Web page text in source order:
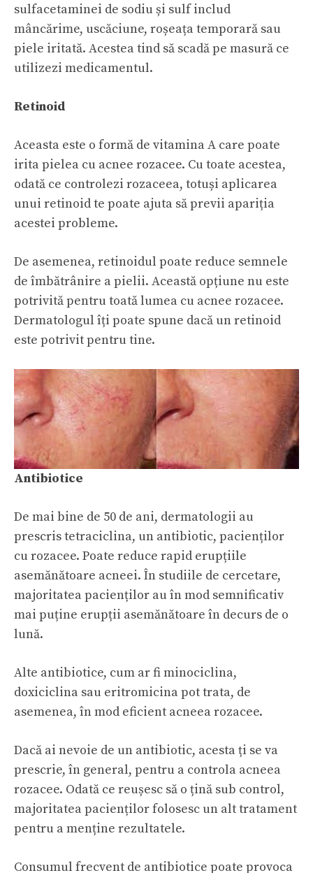
sulfacetaminei de sodiu și sulf includ
mâncărime, uscăciune, roșeața temporară sau
piele iritată. Acestea tind să scadă pe masură ce
utilizezi medicamentul.
Retinoid
Aceasta este o formă de vitamina A care poate
irita pielea cu acnee rozacee. Cu toate acestea,
odată ce controlezi rozaceea, totuși aplicarea
unui retinoid te poate ajuta să previi apariția
acestei probleme.
De asemenea, retinoidul poate reduce semnele
de îmbătrânire a pielii. Această opțiune nu este
potrivită pentru toată lumea cu acnee rozacee.
Dermatologul îți poate spune dacă un retinoid
este potrivit pentru tine.
Antibiotice
De mai bine de 50 de ani, dermatologii au
prescris tetraciclina, un antibiotic, pacienților
cu rozacee. Poate reduce rapid erupțiile
asemănătoare acneei. În studiile de cercetare,
majoritatea pacienților au în mod semnificativ
mai puține erupții asemănătoare în decurs de o
lună.
Alte antibiotice, cum ar fi minociclina,
doxiciclina sau eritromicina pot trata, de
asemenea, în mod eficient acneea rozacee.
Dacă ai nevoie de un antibiotic, acesta ți se va
prescrie, în general, pentru a controla acneea
rozacee. Odată ce reușesc să o țină sub control,
majoritatea pacienților folosesc un alt tratament
pentru a menține rezultatele.
Consumul frecvent de antibiotice poate provoca